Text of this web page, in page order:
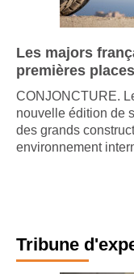
Les majors
premières
CONJONCTURE.
nouvelle édition de
des grands
environnement
Tribune